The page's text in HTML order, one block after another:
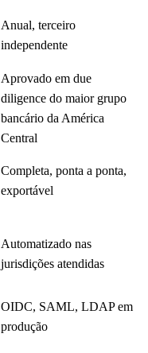
Anual, terceiro
independente
Aprovado em due
diligence do maior grupo
bancário da América
Central
Completa, ponta a ponta,
exportável
Automatizado nas
jurisdições atendidas
OIDC, SAML, LDAP em
produção